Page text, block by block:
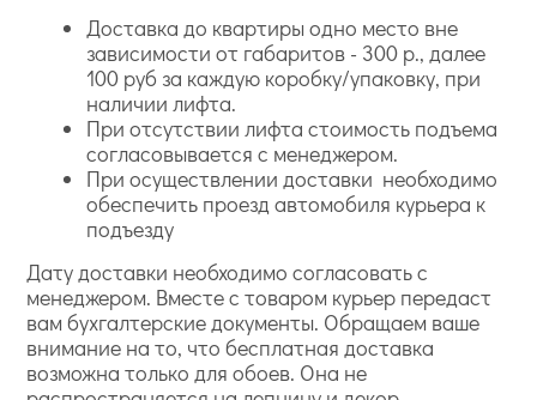
Доставка до квартиры одно место вне
зависимости от габаритов - 300 р., далее
100 руб за каждую коробку/упаковку, при
наличии лифта.
При отсутствии лифта стоимость подъема
согласовывается с менеджером.
При осуществлении доставки необходимо
обеспечить проезд автомобиля курьера к
подъезду
Дату доставки необходимо согласовать с
менеджером. Вместе с товаром курьер передаст
вам бухгалтерские документы. Обращаем ваше
внимание на то, что бесплатная доставка
возможна только для обоев. Она не